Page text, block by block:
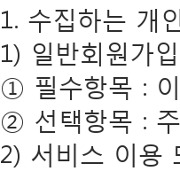
1. 수집하는 개
1) 일반회원가입
① 필수항목 :
② 선택항목 :
2) 서비스 이용